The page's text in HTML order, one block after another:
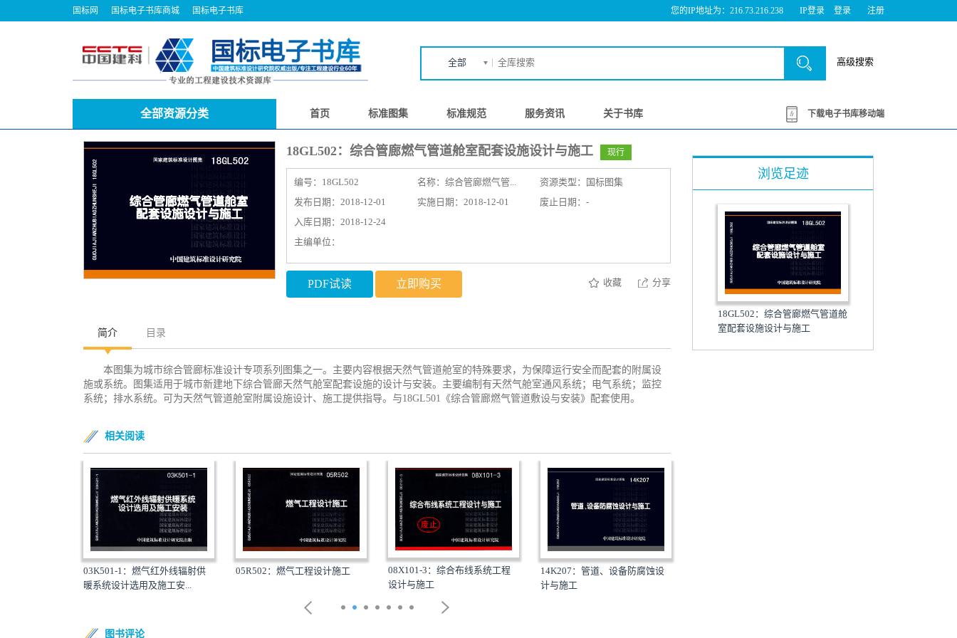
国标网 国标电子书库商城 国标电子书库 您的IP地址为：216.73.216.238 IP登录 登录 注册
全部 高级搜索
全部资源分类 首页 标准图集 标准规范 服务资讯 关于书库 下载电子书库移动端
18GL502：综合管廊燃气管道舱室配套设施设计与施工 现行
编号： 18GL502 名称： 综合管廊燃气管...
资源类型：国标图集
发布日期：2018-12-01
实施日期：2018-12-01
废止日期：-
入库日期：2018-12-24
主编单位：
PDF试读 立即购买 收藏 分享
简介 目录
本图集为城市综合管廊标准设计专项系列图集之一。主要内容根据天然气管道舱室的特殊要求，为保障运行安全而配套的附属设
施或系统。图集适用于城市新建地下综合管廊天然气舱室配套设施的设计与安装。主要编制有天然气舱室通风系统；电气系统；监控
系统；排水系统。可为天然气管道舱室附属设施设计、施工提供指导。与18GL501《综合管廊燃气管道敷设与安装》配套使用。
相关阅读
03K501-1：燃气红外线辐射供
暖系统设计选用及施工安...
05R502：燃气工程设计施工
08X101-3：综合布线系统工程
设计与施工
14K207：管道、设备防腐蚀设
计与施工
图书评论
浏览足迹
18GL502：综合管廊燃气管道舱
室配套设施设计与施工